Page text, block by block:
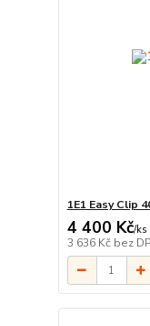
1E1 Easy Clip
4 400 Kč/ks
3 636 Kč bez